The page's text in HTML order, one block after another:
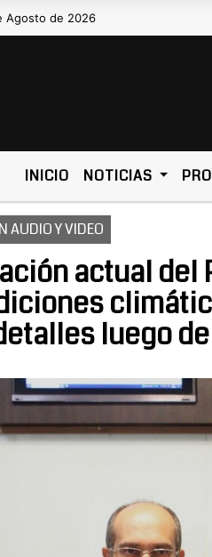
Agosto de 2026
es Viernes 7 de Agosto de 2026 y
INICIO NOTICIAS
AUDIO Y VIDEO
actual del
luego